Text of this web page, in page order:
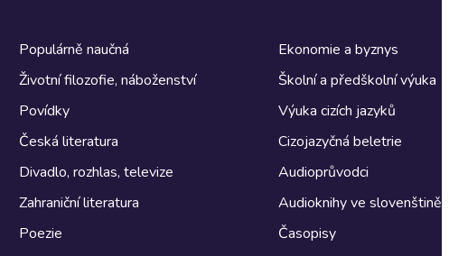
Populárně naučná
Životní filozofie, náboženství
Povídky
Česká literatura
Divadlo, rozhlas, televize
Zahraniční literatura
Poezie
Ekonomie a byznys
Školní a předškolní výuka
Výuka cizích jazyků
Cizojazyčná beletrie
Audioprůvodci
Audioknihy ve slovenštině
Časopisy